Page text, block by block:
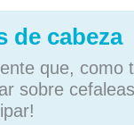
de cabeza
que, como
sobre